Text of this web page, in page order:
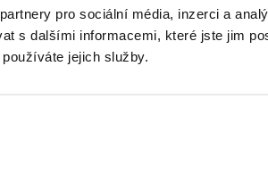
pro sociální média, inzerci a
s dalšími informacemi, které jste jim
jejich služby.
skupinou jsou nejenom právní
právnických profesí, ale všichni, kteří